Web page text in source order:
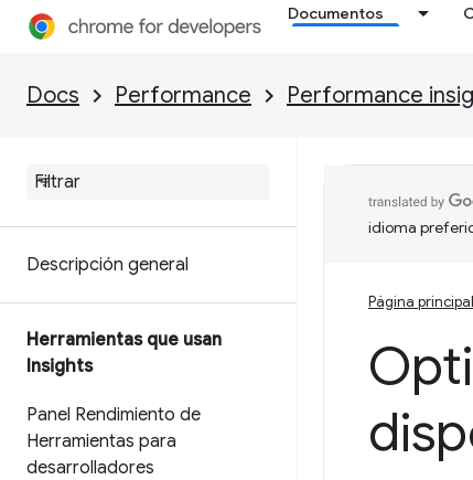
Documentos
Docs Performance Performance
Descripción general
Herramientas que usan
Insights
Panel Rendimiento de
Herramientas para
desarrolladores
idioma
Página principal